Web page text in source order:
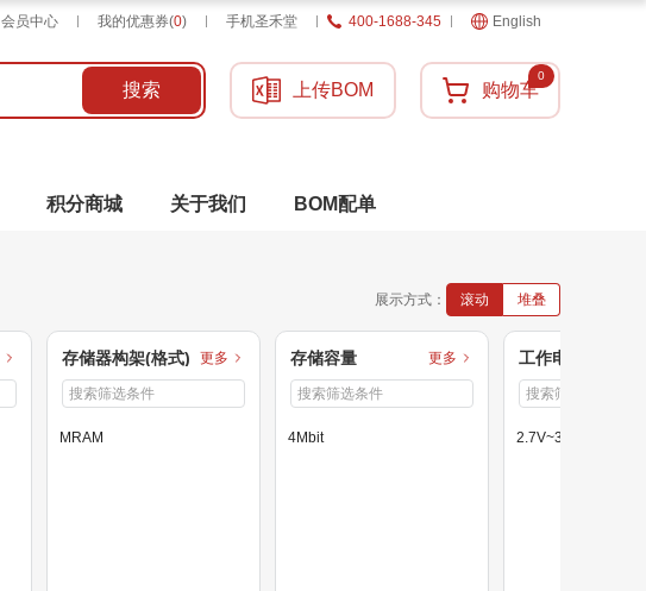
会员中心 我的优惠券(0) 手机圣禾堂 400-1688-345 English
搜索 上传BOM 购物车
0
积分商城 关于我们 BOM配单
展示方式： 滚动 堆叠
存储器构架(格式) 更多
MRAM
存储容量 更多
4Mbit
工作电压
2.7V~3.6V